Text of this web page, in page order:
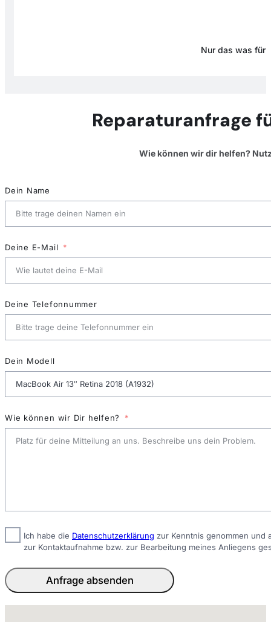
Nur das was für
Reparaturanfrage
Wie können wir dir helfen?
Dein Name
Deine E-Mail
Deine Telefonnummer
Dein Modell
Wie können wir Dir helfen?
Ich habe die Datenschutzerklärung zur Kenntnis genommen und
zur Kontaktaufnahme bzw. zur Bearbeitung meines Anliegens
Anfrage absenden